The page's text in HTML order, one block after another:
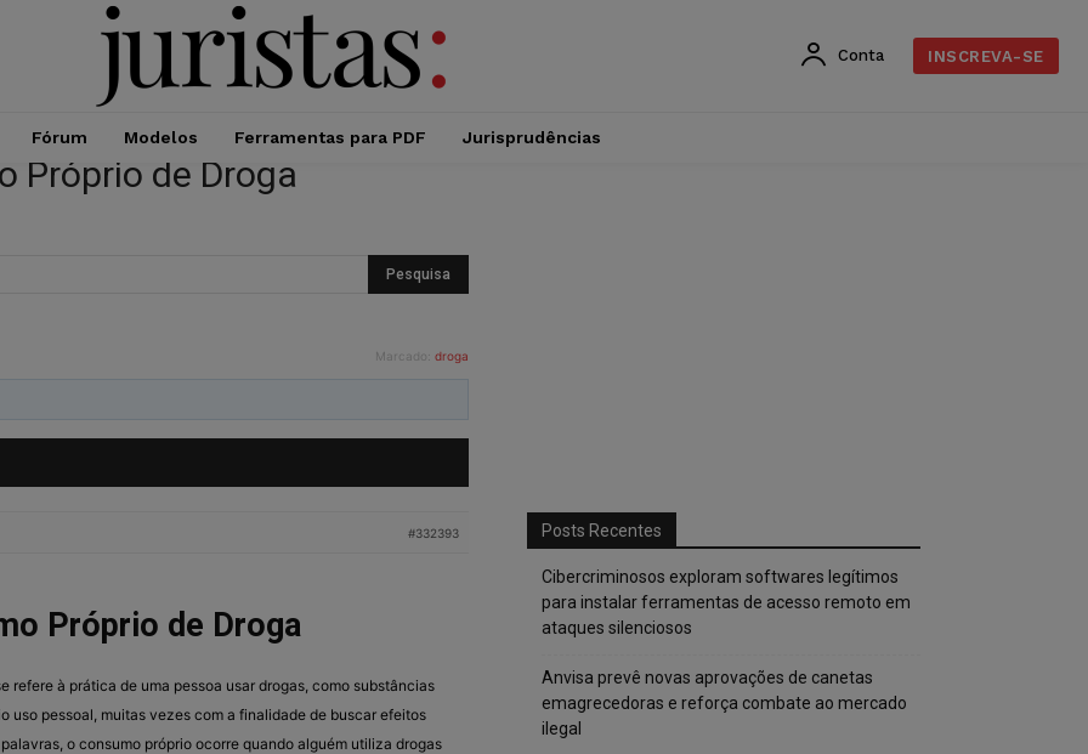
Conta INSCREVA-SE
Fórum Modelos Ferramentas para PDF Jurisprudências
Próprio de Droga
Marcado: droga
#332393
Próprio de Droga
refere à prática de uma pessoa usar drogas, como substâncias
uso pessoal, muitas vezes com a finalidade de buscar efeitos
o consumo próprio ocorre quando alguém utiliza drogas
Posts Recentes
Cibercriminosos exploram softwares legítimos
para instalar ferramentas de acesso remoto em
ataques silenciosos
Anvisa prevê novas aprovações de canetas
emagrecedoras e reforça combate ao mercado
ilegal